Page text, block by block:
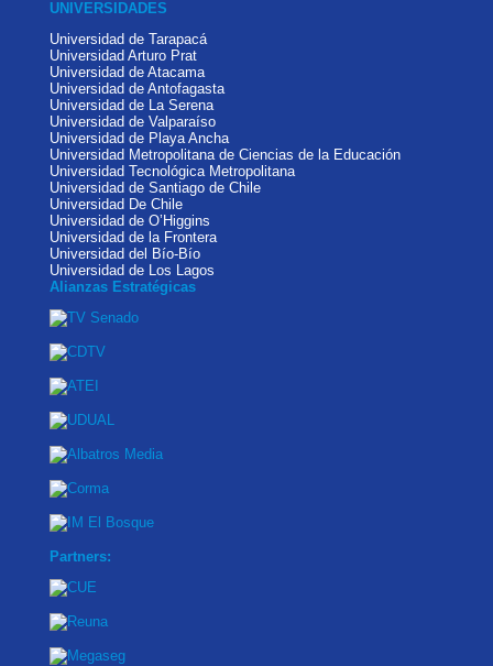
UNIVERSIDADES
Universidad de Tarapacá
Universidad Arturo Prat
Universidad de Atacama
Universidad de Antofagasta
Universidad de La Serena
Universidad de Valparaíso
Universidad de Playa Ancha
Universidad Metropolitana de Ciencias de la Educación
Universidad Tecnológica Metropolitana
Universidad de Santiago de Chile
Universidad De Chile
Universidad de O’Higgins
Universidad de la Frontera
Universidad del Bío-Bío
Universidad de Los Lagos
Alianzas Estratégicas
Partners: